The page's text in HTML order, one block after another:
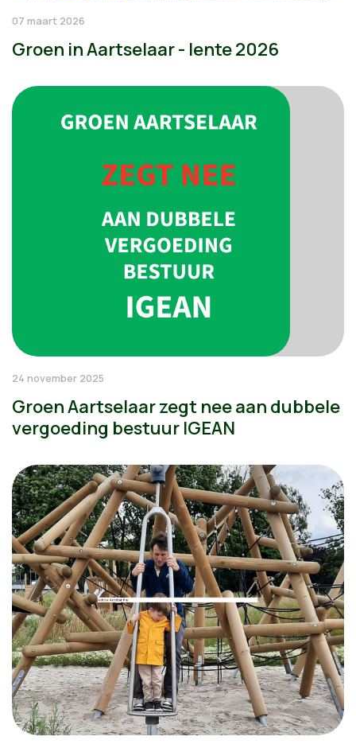
07 maart 2026
Groen in Aartselaar - lente 2026
24 november 2025
Groen Aartselaar zegt nee aan dubbele
vergoeding bestuur IGEAN